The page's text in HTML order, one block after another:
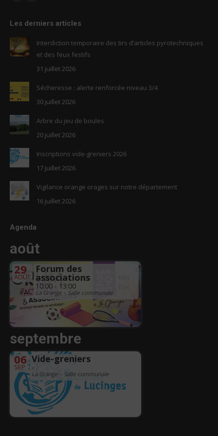
opens
in
new
opens
new
window
Les derniers articles
Interdiction temporaire des tirs d’articles pyrotechniques
et des feux festifs
31 juillet 2026
Sécheresse : alerte renforcée niveau 3/4
30 juillet 2026
Arbre du jeu de boules
20 juillet 2026
Inscriptions vide-greniers 2026
17 juillet 2026
Vigilance orange orages sur notre département
16 juillet 2026
Agenda
août
29
AOÛT
Forum des
associations
10:00 - 13:00
La Grange – Salle communale
septembre
06
SEP
Vide-greniers
-
La Grange – Salle communale